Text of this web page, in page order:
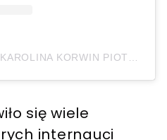
Post udostępniony przez KAROLINA KORWIN PIOTROWSKA 🐶🐶🐶 (@karolinakp)
się wiele
internauci